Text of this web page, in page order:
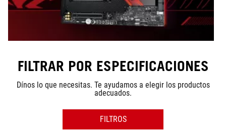
FILTRAR POR ESPECIFICACIONES
Dínos lo que necesitas. Te ayudamos a elegir los productos
adecuados.
FILTROS